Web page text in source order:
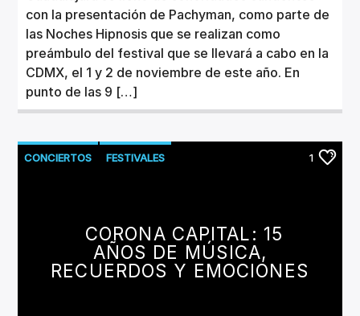
con la presentación de Pachyman, como parte de
las Noches Hipnosis que se realizan como
preámbulo del festival que se llevará a cabo en la
CDMX, el 1 y 2 de noviembre de este año. En
punto de las 9 […]
CONCIERTOS FESTIVALES 1
CORONA CAPITAL: 15
AÑOS DE MÚSICA,
RECUERDOS Y EMOCIONES